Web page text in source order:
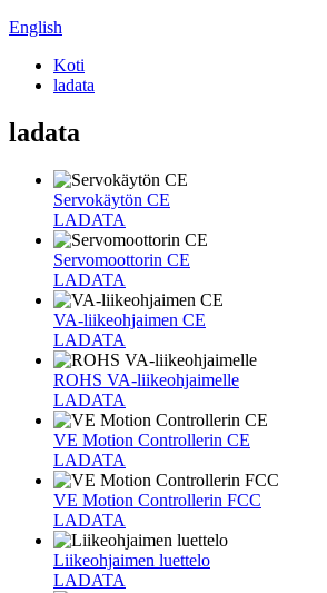
English
Koti
ladata
ladata
Servokäytön CE
LADATA
Servomoottorin CE
LADATA
VA-liikeohjaimen CE
LADATA
ROHS VA-liikeohjaimelle
LADATA
VE Motion Controllerin CE
LADATA
VE Motion Controllerin FCC
LADATA
Liikeohjaimen luettelo
LADATA